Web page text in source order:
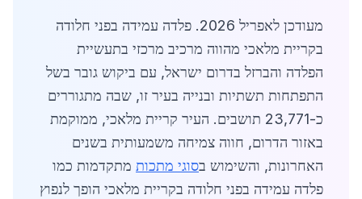
מעודכן לאפריל 2026. פלדה עמידה בפני חלודה
בקריית מלאכי מהווה מרכיב מרכזי בתעשיית
הפלדה והברזל בדרום ישראל, עם ביקוש גובר בשל
התפתחות תשתיות ובנייה בעיר זו, שבה מתגוררים
כ-23,771 תושבים. העיר קריית מלאכי, ממוקמת
באזור הדרום, חווה צמיחה משמעותית בשנים
האחרונות, והשימוש בסוגי מתכות מתקדמות כמו
פלדה עמידה בפני חלודה בקריית מלאכי הופך לנפוץ